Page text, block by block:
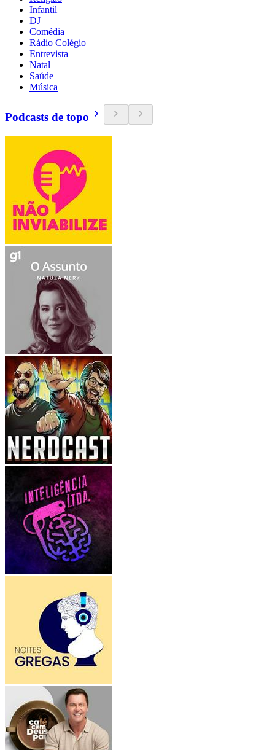
Infantil
DJ
Comédia
Rádio Colégio
Entrevista
Natal
Saúde
Música
Podcasts de topo